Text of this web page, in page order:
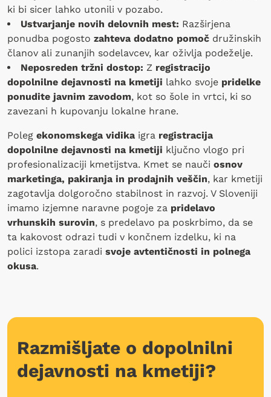
ki bi sicer lahko utonili v pozabo.
Ustvarjanje novih delovnih mest: Razširjena
ponudba pogosto zahteva dodatno pomoč družinskih
članov ali zunanjih sodelavcev, kar oživlja podeželje.
Neposreden tržni dostop: Z registracijo
dopolnilne dejavnosti na kmetiji lahko svoje pridelke
ponudite javnim zavodom, kot so šole in vrtci, ki so
zavezani h kupovanju lokalne hrane.
Poleg ekonomskega vidika igra registracija
dopolnilne dejavnosti na kmetiji ključno vlogo pri
profesionalizaciji kmetijstva. Kmet se nauči osnov
marketinga, pakiranja in prodajnih veščin, kar kmetiji
zagotavlja dolgoročno stabilnost in razvoj. V Sloveniji
imamo izjemne naravne pogoje za pridelavo
vrhunskih surovin, s predelavo pa poskrbimo, da se
ta kakovost odrazi tudi v končnem izdelku, ki na
polici izstopa zaradi svoje avtentičnosti in polnega
okusa.
Razmišljate o dopolnilni
dejavnosti na kmetiji?